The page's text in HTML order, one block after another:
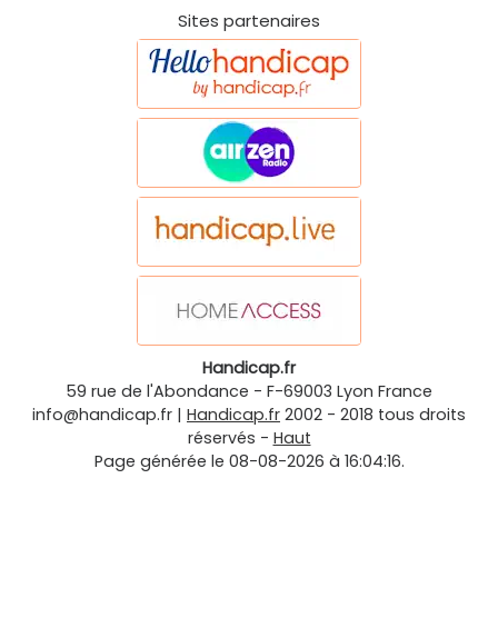
Sites partenaires
Handicap.fr
59 rue de l'Abondance - F-69003 Lyon France
info@handicap.fr | Handicap.fr 2002 - 2018 tous droits
réservés - Haut
Page générée le 08-08-2026 à 16:04:16.